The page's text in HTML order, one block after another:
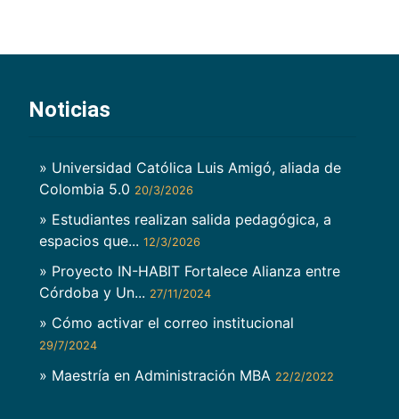
Noticias
» Universidad Católica Luis Amigó, aliada de
Colombia 5.0 20/3/2026
» Estudiantes realizan salida pedagógica, a
espacios que... 12/3/2026
» Proyecto IN-HABIT Fortalece Alianza entre
Córdoba y Un... 27/11/2024
» Cómo activar el correo institucional
29/7/2024
» Maestría en Administración MBA 22/2/2022